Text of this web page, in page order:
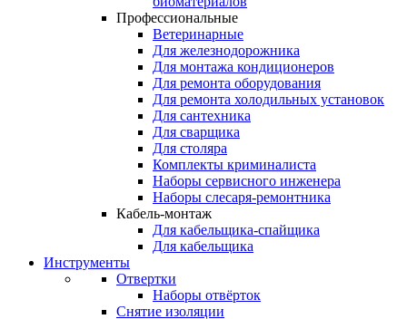
Профессиональные
Ветеринарные
Для железнодорожника
Для монтажа кондиционеров
Для ремонта оборудования
Для ремонта холодильных установок
Для сантехника
Для сварщика
Для столяра
Комплекты криминалиста
Наборы сервисного инженера
Наборы слесаря-ремонтника
Кабель-монтаж
Для кабельщика-спайщика
Для кабельщика
Инструменты
Отвертки
Наборы отвёрток
Снятие изоляции